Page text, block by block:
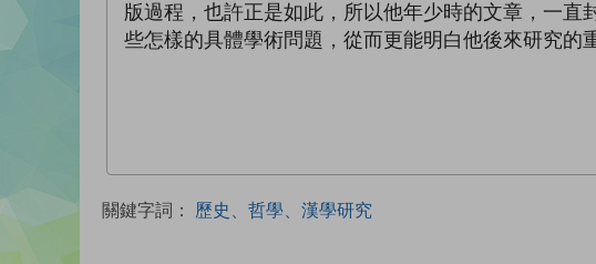
版過程，也許正是如此，所以他年少時的文章，一
些怎樣的具體學術問題，從而更能明白他後來研究的
關鍵字詞： 歷史、哲學、漢學研究